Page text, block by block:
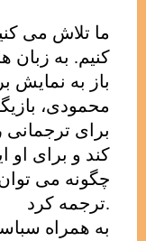
ما تلاش می
کنیم. به زبان
باز به نمایش
محمودی،
برای
کند و برای
چگونه می
ترجمه کرد.
به همراه